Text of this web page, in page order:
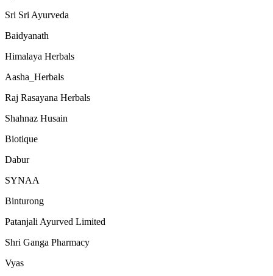
Sri Sri Ayurveda
Baidyanath
Himalaya Herbals
Aasha_Herbals
Raj Rasayana Herbals
Shahnaz Husain
Biotique
Dabur
SYNAA
Binturong
Patanjali Ayurved Limited
Shri Ganga Pharmacy
Vyas